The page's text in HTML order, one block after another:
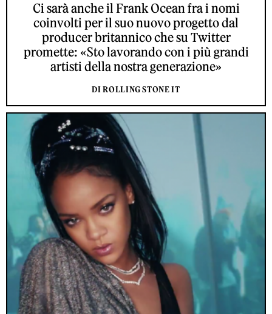
Ci sarà anche il Frank Ocean fra i nomi
coinvolti per il suo nuovo progetto dal
producer britannico che su Twitter
promette: «Sto lavorando con i più grandi
artisti della nostra generazione»
DI ROLLING STONE IT